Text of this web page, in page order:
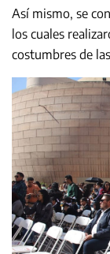
Así mismo, se
los cuales
costumbres de